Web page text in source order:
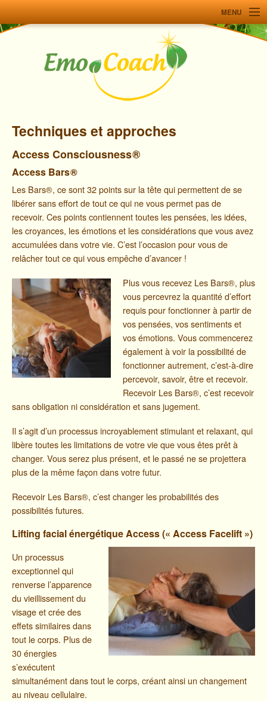
MENU
Techniques et approches
Témoignages
Ressources
Me joindre
Techniques et approches
Access Consciousness®
Access Bars®
Les Bars®, ce sont 32 points sur la tête qui permettent de se
libérer sans effort de tout ce qui ne vous permet pas de
recevoir. Ces points contiennent toutes les pensées, les idées,
les croyances, les émotions et les considérations que vous avez
accumulées dans votre vie. C’est l’occasion pour vous de
relâcher tout ce qui vous empêche d’avancer !
Plus vous recevez Les Bars®, plus
vous percevrez la quantité d’effort
requis pour fonctionner à partir de
vos pensées, vos sentiments et
vos émotions. Vous commencerez
également à voir la possibilité de
fonctionner autrement, c’est-à-dire
percevoir, savoir, être et recevoir.
Recevoir Les Bars®, c’est recevoir
sans obligation ni considération et sans jugement.
Il s’agit d’un processus incroyablement stimulant et relaxant, qui
libère toutes les limitations de votre vie que vous êtes prêt à
changer. Vous serez plus présent, et le passé ne se projettera
plus de la même façon dans votre futur.
Recevoir Les Bars®, c’est changer les probabilités des
possibilités futures.
Lifting facial énergétique Access(« Access Facelift »)
Un processus
exceptionnel qui
renverse l’apparence
du vieillissement du
visage et crée des
effets similaires dans
tout le corps. Plus de
30 énergies
s’exécutent
simultanément dans tout le corps, créant ainsi un changement
au niveau cellulaire.